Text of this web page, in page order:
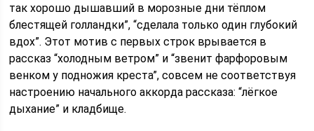
так хорошо дышавший в морозные дни тёплом
блестящей голландки”, “сделала только один глубокий
вдох”. Этот мотив с первых строк врывается в
рассказ “холодным ветром” и “звенит фарфоровым
венком у подножия креста”, совсем не соответствуя
настроению начального аккорда рассказа: “лёгкое
дыхание” и кладбище.